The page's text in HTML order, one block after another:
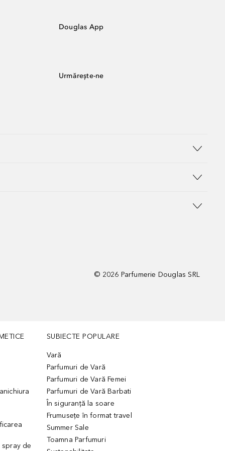
Douglas App
Urmărește-ne
© 2026 Parfumerie Douglas SRL
spray de
SUBIECTE POPULARE
Vară
Parfumuri de Vară
Parfumuri de Vară Femei
Parfumuri de Vară Barbati
În siguranță la soare
Frumusețe în format travel
Summer Sale
Toamna Parfumuri